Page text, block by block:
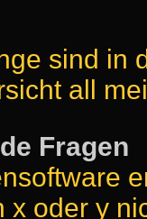
sind in
all
Fragen
x oder y